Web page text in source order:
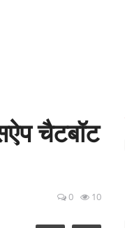
चैटबॉट
0 10